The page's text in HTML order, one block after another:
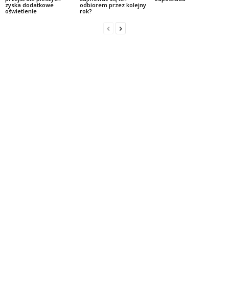
zyska dodatkowe
oświetlenie
odbiorem przez kolejny
rok?